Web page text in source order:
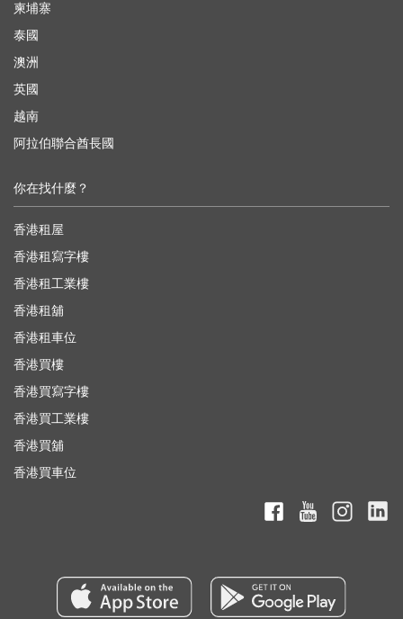
柬埔寨
泰國
澳洲
英國
越南
阿拉伯聯合酋長國
你在找什麼？
香港租屋
香港租寫字樓
香港租工業樓
香港租舖
香港租車位
香港買樓
香港買寫字樓
香港買工業樓
香港買舖
香港買車位